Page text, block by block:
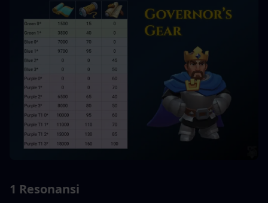
1 Resonansi